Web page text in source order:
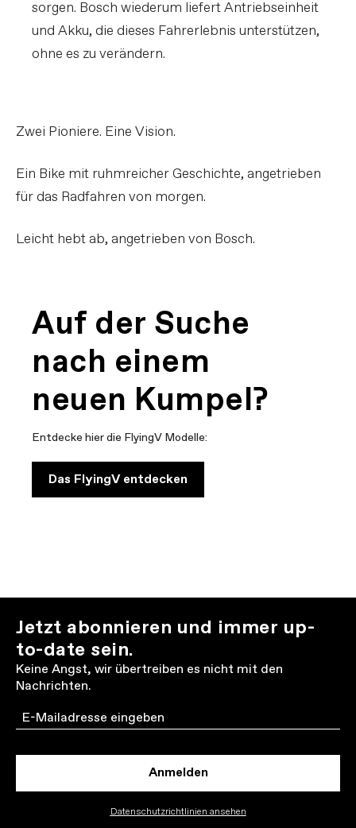
sorgen. Bosch wiederum liefert Antriebseinheit
und Akku, die dieses Fahrerlebnis unterstützen,
ohne es zu verändern.
Zwei Pioniere. Eine Vision.
Ein Bike mit ruhmreicher Geschichte, angetrieben
für das Radfahren von morgen.
Leicht hebt ab, angetrieben von Bosch.
Auf der Suche
nach einem
neuen Kumpel?
Entdecke hier die FlyingV Modelle:
Das FlyingV entdecken
Jetzt abonnieren und immer up-
to-date sein.
Keine Angst, wir übertreiben es nicht mit den
Nachrichten.
Email
Anmelden
Datenschutzrichtlinien ansehen